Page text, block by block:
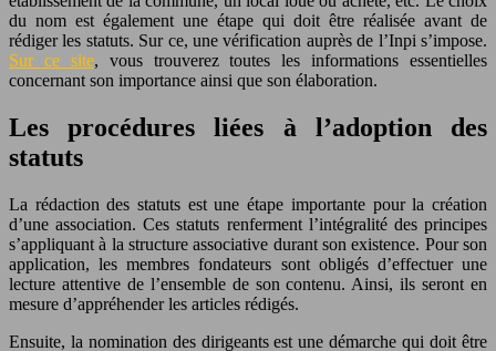
du nom est également une étape qui doit être réalisée avant de
rédiger les statuts. Sur ce, une vérification auprès de l’Inpi s’impose.
Sur ce site, vous trouverez toutes les informations essentielles
concernant son importance ainsi que son élaboration.
Les procédures liées à l’adoption des
statuts
La rédaction des statuts est une étape importante pour la création
d’une association. Ces statuts renferment l’intégralité des principes
s’appliquant à la structure associative durant son existence. Pour son
application, les membres fondateurs sont obligés d’effectuer une
lecture attentive de l’ensemble de son contenu. Ainsi, ils seront en
mesure d’appréhender les articles rédigés.
Ensuite, la nomination des dirigeants est une démarche qui doit être